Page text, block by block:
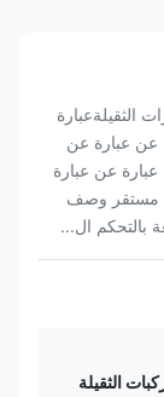
الثقيلةعبارة
عن عبارة عن
عن عبارة
مستقر وصف
بالتحكم ال...
الثقيلة